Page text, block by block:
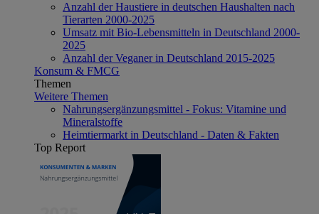
Anzahl der Haustiere in deutschen Haushalten nach
Tierarten 2000-2025
Umsatz mit Bio-Lebensmitteln in Deutschland 2000-
2025
Anzahl der Veganer in Deutschland 2015-2025
Konsum & FMCG
Themen
Weitere Themen
Nahrungsergänzungsmittel - Fokus: Vitamine und
Mineralstoffe
Heimtiermarkt in Deutschland - Daten & Fakten
Top Report